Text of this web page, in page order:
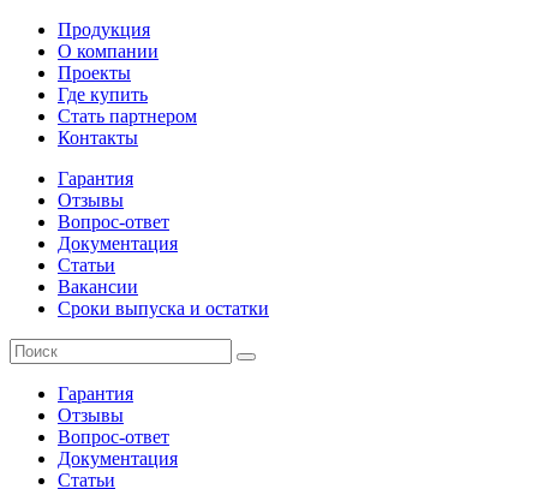
Продукция
О компании
Проекты
Где купить
Стать партнером
Контакты
Гарантия
Отзывы
Вопрос-ответ
Документация
Статьи
Вакансии
Сроки выпуска и остатки
Гарантия
Отзывы
Вопрос-ответ
Документация
Статьи